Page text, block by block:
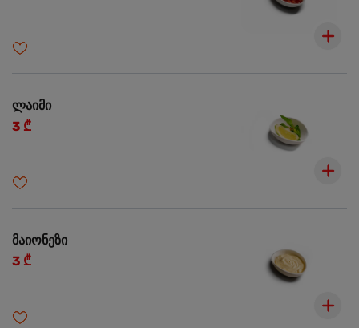
ლაიმი
3 ₾
მაიონეზი
3 ₾